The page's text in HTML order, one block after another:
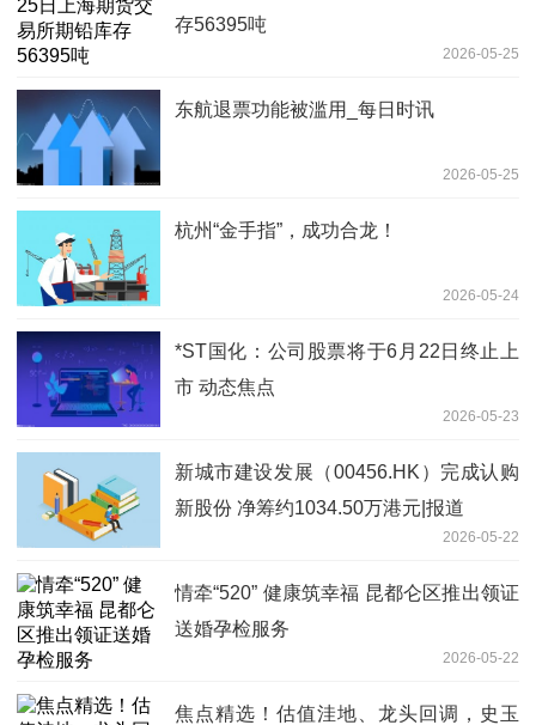
存56395吨
2026-05-25
东航退票功能被滥用_每日时讯
2026-05-25
杭州“金手指”，成功合龙！
2026-05-24
*ST国化：公司股票将于6月22日终止上
市 动态焦点
2026-05-23
新城市建设发展（00456.HK）完成认购
新股份 净筹约1034.50万港元|报道
2026-05-22
情牵“520” 健康筑幸福 昆都仑区推出领证
送婚孕检服务
2026-05-22
焦点精选！估值洼地、龙头回调，史玉